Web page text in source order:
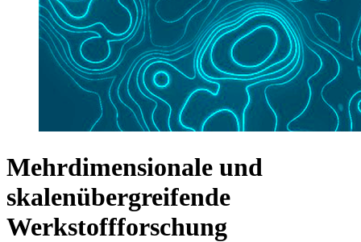
Mehrdimensionale und
skalenübergreifende
Werkstoffforschung